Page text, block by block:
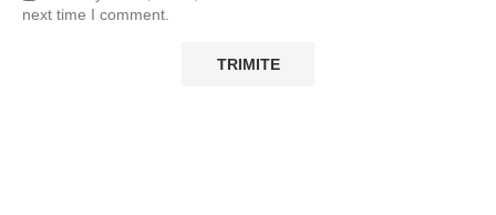
next time I comment.